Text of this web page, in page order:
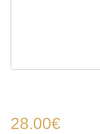
28.00€